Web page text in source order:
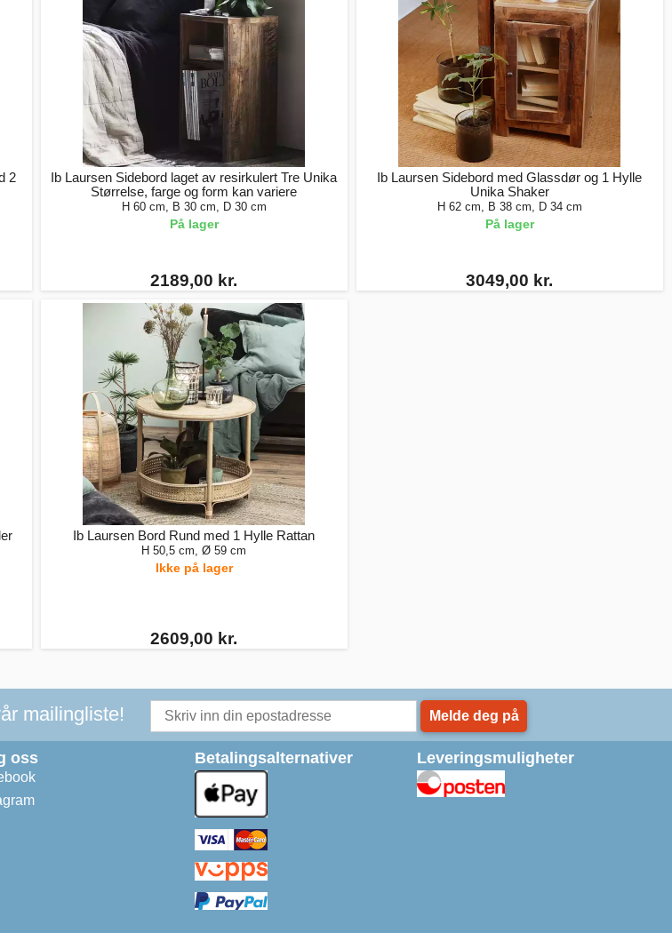
2
Ib Laursen Sidebord laget av resirkulert Tre Unika
Størrelse, farge og form kan variere
H 60 cm, B 30 cm, D 30 cm
På lager
2189,00 kr.
Ib Laursen Sidebord med Glassdør og 1 Hylle
Unika Shaker
H 62 cm, B 38 cm, D 34 cm
På lager
3049,00 kr.
Ib Laursen Bord Rund med 1 Hylle Rattan
H 50,5 cm, Ø 59 cm
Ikke på lager
2609,00 kr.
mailingliste! Melde deg på
oss Betalingsalternativer Leveringsmuligheter